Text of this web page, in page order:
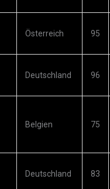
Österreich 95
Deutschland 96
Belgien 75
Deutschland 83